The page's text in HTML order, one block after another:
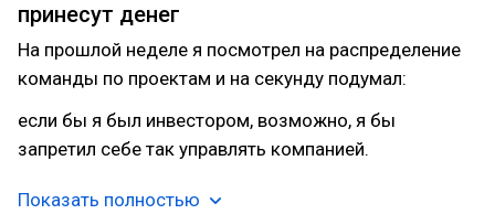
принесут денег
На прошлой неделе я посмотрел на распределение
команды по проектам и на секунду подумал:
если бы я был инвестором, возможно, я бы
запретил себе так управлять компанией.
Показать полностью